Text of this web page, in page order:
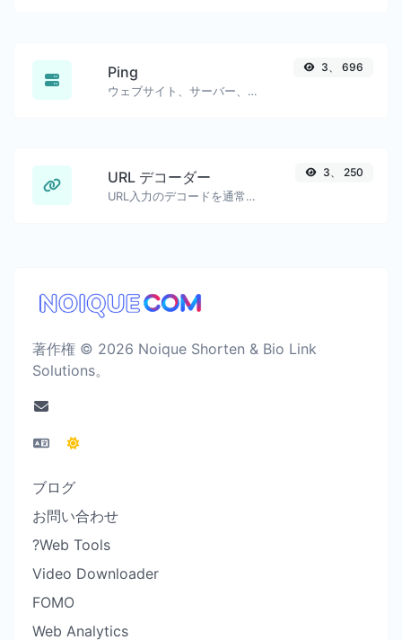
Ping
ウェブサイト、サーバー、またはポートをpingします。
3、 696
URL デコーダー
URL入力のデコードを通常の文字列に戻します。
3、 250
著作権 © 2026 Noique Shorten & Bio Link
Solutions。
ブログ
お問い合わせ
?Web Tools
Video Downloader
FOMO
Web Analytics